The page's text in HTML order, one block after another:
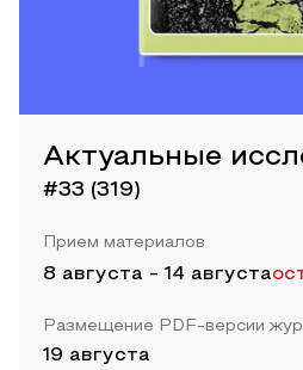
Актуальные
#33 (319)
Прием материалов
8 августа - 14 августа
Размещение PDF-версии
19 августа